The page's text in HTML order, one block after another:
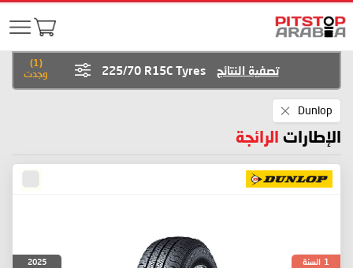
(
1
)
وجدت
تصفية النتائج 225/70 R15C Tyres
Dunlop
This
Item الإطارات الرائجة
1 السنة
2025